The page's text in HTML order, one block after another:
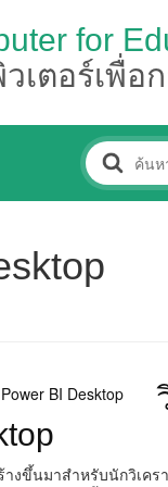
for
เตอร์เพื่อ
างขึ้นมาสำหรับนักวิเ